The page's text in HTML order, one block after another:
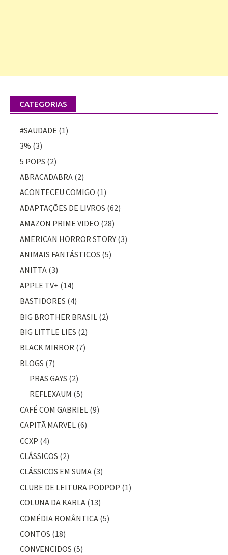
CATEGORIAS
#SAUDADE (1)
3% (3)
5 POPS (2)
ABRACADABRA (2)
ACONTECEU COMIGO (1)
ADAPTAÇÕES DE LIVROS (62)
AMAZON PRIME VIDEO (28)
AMERICAN HORROR STORY (3)
ANIMAIS FANTÁSTICOS (5)
ANITTA (3)
APPLE TV+ (14)
BASTIDORES (4)
BIG BROTHER BRASIL (2)
BIG LITTLE LIES (2)
BLACK MIRROR (7)
BLOGS (7)
PRAS GAYS (2)
REFLEXAUM (5)
CAFÉ COM GABRIEL (9)
CAPITÃ MARVEL (6)
CCXP (4)
CLÁSSICOS (2)
CLÁSSICOS EM SUMA (3)
CLUBE DE LEITURA PODPOP (1)
COLUNA DA KARLA (13)
COMÉDIA ROMÂNTICA (5)
CONTOS (18)
CONVENCIDOS (5)